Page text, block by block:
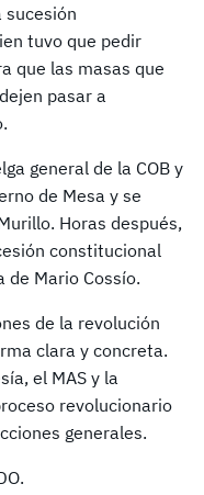
sucesión
tuvo que pedir
que las masas que
pasar a
general de la COB y
de Mesa y se
Horas después,
constitucional
de Mario Cossío.
de la revolución
clara y concreta.
el MAS y la
revolucionario
generales.